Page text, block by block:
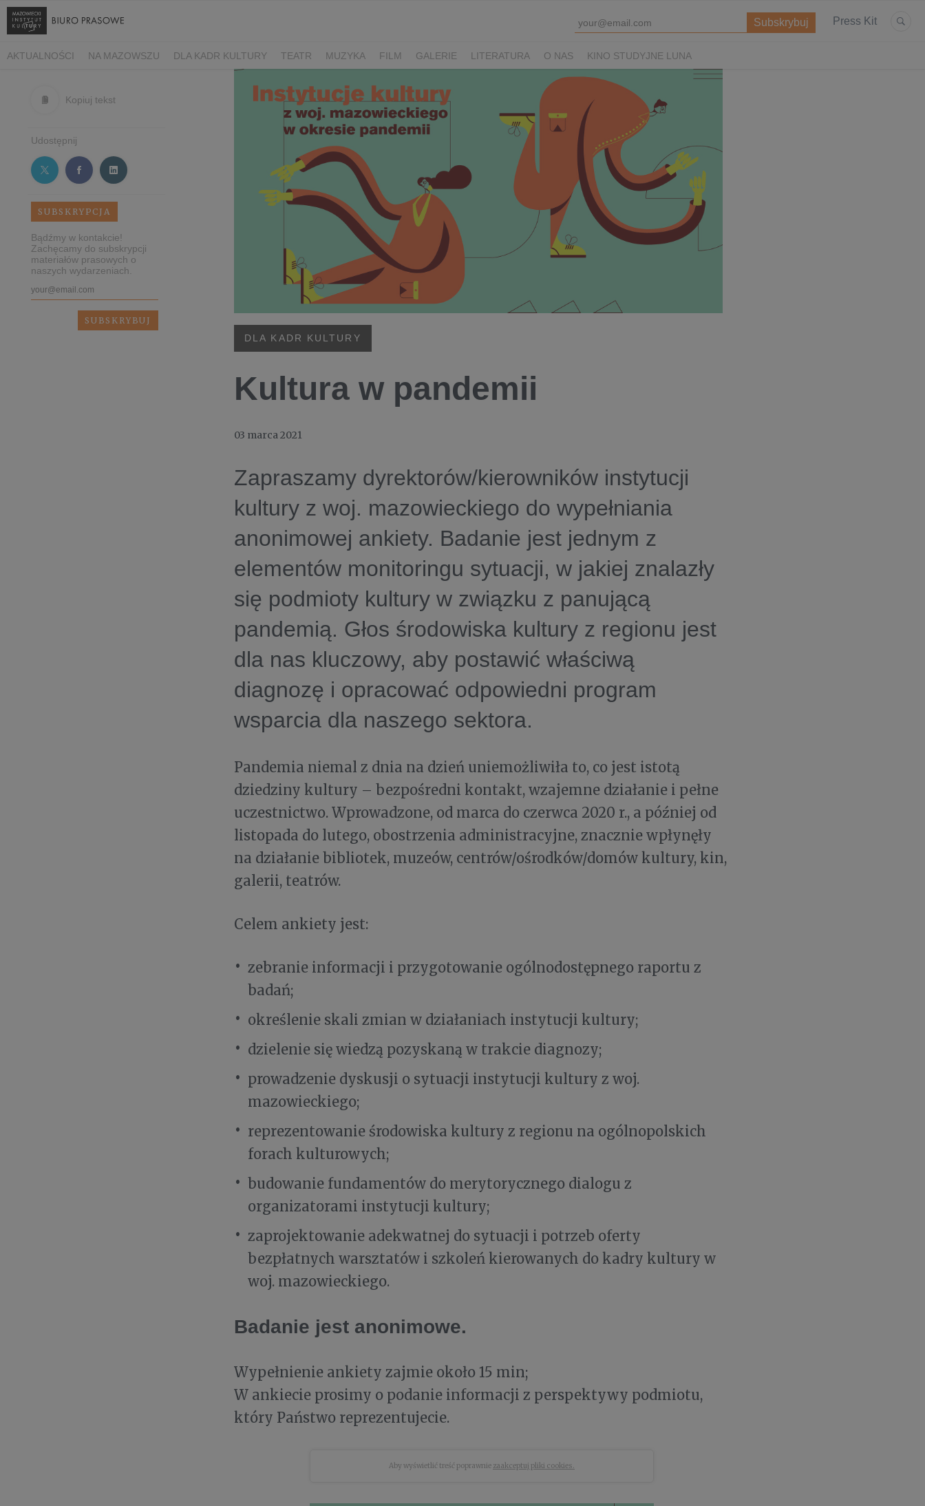
Press Kit
AKTUALNOŚCI NA MAZOWSZU DLA KADR KULTURY TEATR MUZYKA FILM GALERIE LITERATURA O NAS KINO STUDYJNE LUNA
Kopiuj tekst
Udostępnij
SUBSKRYPCJA
Bądźmy w kontakcie!
Zachęcamy do subskrypcji
materiałów prasowych o
naszych wydarzeniach.
DLA KADR KULTURY
Kultura w pandemii
03 marca 2021
Zapraszamy dyrektorów/kierowników instytucji
kultury z woj. mazowieckiego do wypełniania
anonimowej ankiety. Badanie jest jednym z
elementów monitoringu sytuacji, w jakiej znalazły
się podmioty kultury w związku z panującą
pandemią. Głos środowiska kultury z regionu jest
dla nas kluczowy, aby postawić właściwą
diagnozę i opracować odpowiedni program
wsparcia dla naszego sektora.
Pandemia niemal z dnia na dzień uniemożliwiła to, co jest istotą
dziedziny kultury – bezpośredni kontakt, wzajemne działanie i pełne
uczestnictwo. Wprowadzone, od marca do czerwca 2020 r., a później od
listopada do lutego, obostrzenia administracyjne, znacznie wpłynęły
na działanie bibliotek, muzeów, centrów/ośrodków/domów kultury, kin,
galerii, teatrów.
Celem ankiety jest:
zebranie informacji i przygotowanie ogólnodostępnego raportu z
badań;
określenie skali zmian w działaniach instytucji kultury;
dzielenie się wiedzą pozyskaną w trakcie diagnozy;
prowadzenie dyskusji o sytuacji instytucji kultury z woj.
mazowieckiego;
reprezentowanie środowiska kultury z regionu na ogólnopolskich
forach kulturowych;
budowanie fundamentów do merytorycznego dialogu z
organizatorami instytucji kultury;
zaprojektowanie adekwatnej do sytuacji i potrzeb oferty
bezpłatnych warsztatów i szkoleń kierowanych do kadry kultury w
woj. mazowieckiego.
Badanie jest anonimowe.
Wypełnienie ankiety zajmie około 15 min;
W ankiecie prosimy o podanie informacji z perspektywy podmiotu,
który Państwo reprezentujecie.
Aby wyświetlić treść poprawnie zaakceptuj pliki cookies.